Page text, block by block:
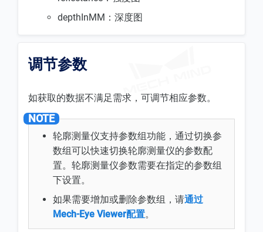
depthInMM：深度图
调节参数
如获取的数据不满足需求，可调节相应参数。
轮廓测量仪支持参数组功能，通过切换参
数组可以快速切换轮廓测量仪的参数配
置。轮廓测量仪参数需要在指定的参数组
下设置。
如果需要增加或删除参数组，请通过
Mech-Eye Viewer配置。